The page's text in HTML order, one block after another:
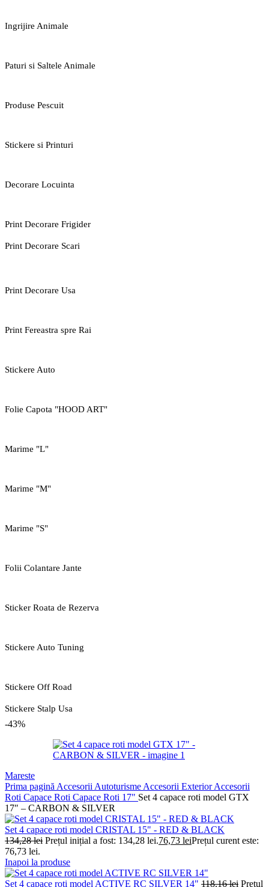
Ingrijire Animale
Paturi si Saltele Animale
Produse Pescuit
Stickere si Printuri
Decorare Locuinta
Print Decorare Frigider
Print Decorare Scari
Print Decorare Usa
Print Fereastra spre Rai
Stickere Auto
Folie Capota "HOOD ART"
Marime "L"
Marime "M"
Marime "S"
Folii Colantare Jante
Sticker Roata de Rezerva
Stickere Auto Tuning
Stickere Off Road
Stickere Stalp Usa
-43%
Mareste
Prima pagină Accesorii Autoturisme Accesorii ExteriorAccesorii
Roti Capace Roti Capace Roti 17" Set 4 capace roti model GTX
17″ – CARBON & SILVER
Set 4 capace roti model CRISTAL 15" - RED & BLACK
134,28lei Prețul inițial a fost: 134,28 lei.76,73 leiPrețul curent este:
76,73 lei.
Inapoi la produse
Set 4 capace roti model ACTIVE RC SILVER 14" 118,16lei Prețul